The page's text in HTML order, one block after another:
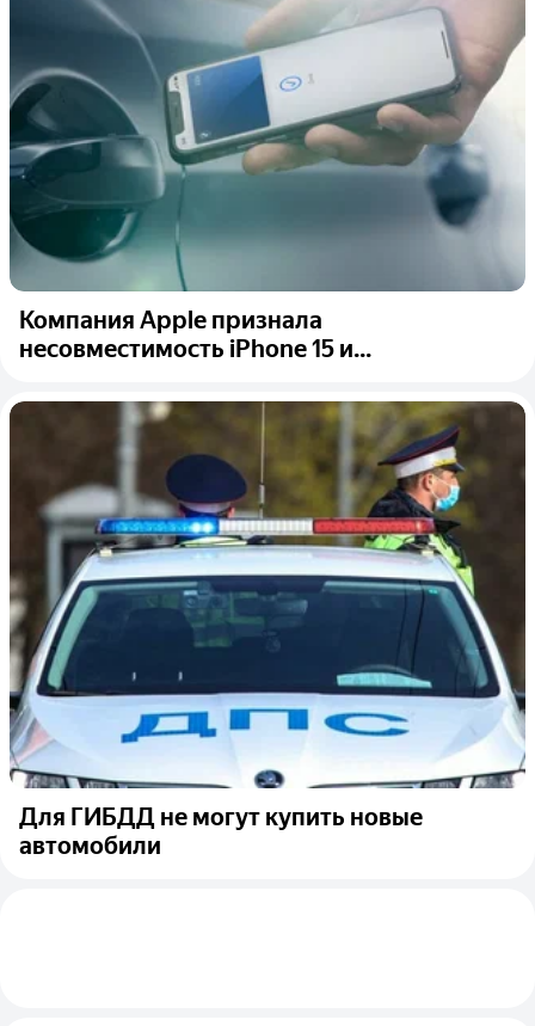
Компания Apple признала
несовместимость iPhone 15 и...
Для ГИБДД не могут купить новые
автомобили